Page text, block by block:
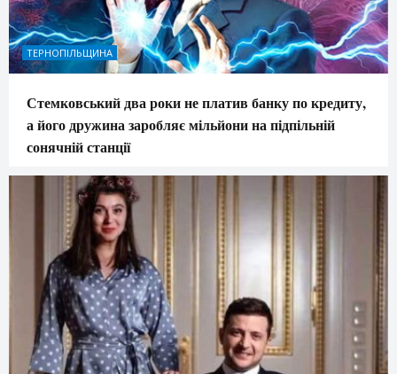
ТЕРНОПІЛЬЩИНА
Стемковський два роки не платив банку по кредиту,
а його дружина заробляє мільйони на підпільній
сонячній станції